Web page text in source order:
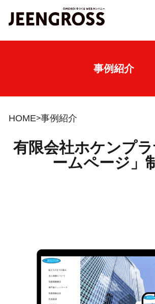
事例紹介
HOME 事例紹介
有限会社ホケンプ
ームページ」